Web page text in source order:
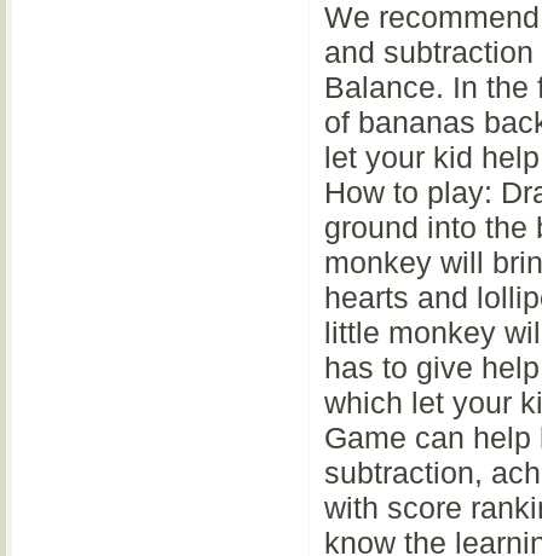
We
and
Balance. In the
of bananas
let your kid
How to play:
ground into the
monkey will
hearts and
little monkey
has to give
which let your
Game can
subtraction,
with score
know the